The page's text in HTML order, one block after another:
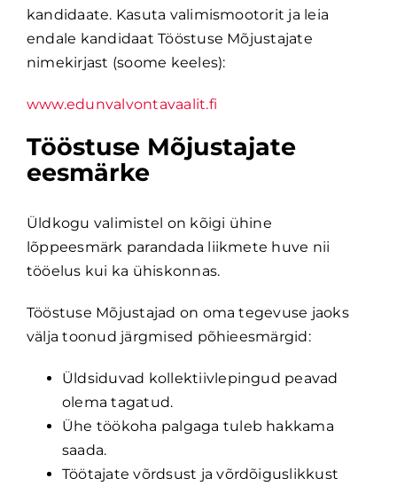
kandidaate. Kasuta valimismootorit ja leia
endale kandidaat Tööstuse Mõjustajate
nimekirjast (soome keeles):
www.edunvalvontavaalit.fi
Tööstuse Mõjustajate
eesmärke
Üldkogu valimistel on kõigi ühine
lõppeesmärk parandada liikmete huve nii
tööelus kui ka ühiskonnas.
Tööstuse Mõjustajad on oma tegevuse jaoks
välja toonud järgmised põhieesmärgid:
Üldsiduvad kollektiivlepingud peavad
olema tagatud.
Ühe töökoha palgaga tuleb hakkama
saada.
Töötajate võrdsust ja võrdõiguslikkust